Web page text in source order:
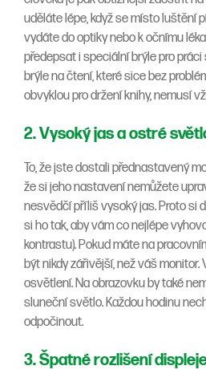
uděláte lépe, když se místo luštění
vydáte do optiky nebo k očnímu
předepsat i speciální brýle pro
brýle na čtení, které sice bez
obvyklou pro držení knihy, nemusí
2. Vysoký jas a ostré
To, že jste dostali přednastavený
že si jeho nastavení nemůžete
nesvědčí příliš vysoký jas. Proto si
si ho tak, aby vám co nejlépe
kontrastu). Pokud máte na
být nikdy zářivější, než váš
osvětlení. Na obrazovku by také
sluneční světlo. Každou hodinu
odpočinout.
3. Špatné rozlišení